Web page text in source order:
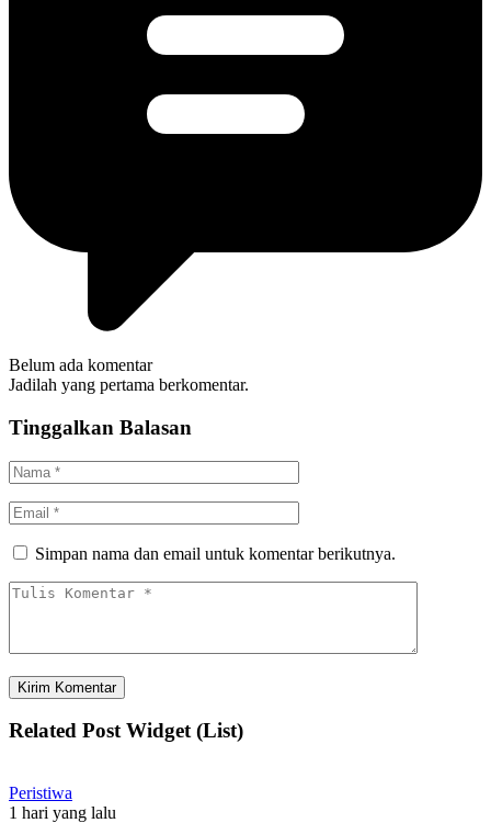
Belum ada komentar
Jadilah yang pertama berkomentar.
Tinggalkan Balasan
Simpan nama dan email untuk komentar berikutnya.
Related Post Widget (List)
Peristiwa
1 hari yang lalu